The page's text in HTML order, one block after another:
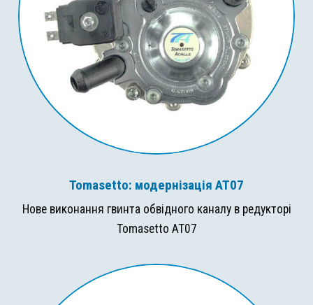
Tomasetto: модернізація AT07
Нове виконання гвинта обвідного каналу в редукторі
Tomasetto AT07